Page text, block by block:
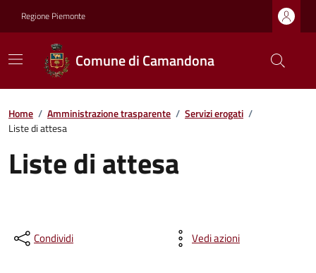
Regione Piemonte
Comune di Camandona
Home / Amministrazione trasparente / Servizi erogati /
Liste di attesa
Liste di attesa
Condividi Vedi azioni